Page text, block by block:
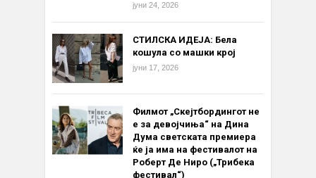
јуни 24, 2026
СТИЛСКА ИДЕЈА: Бела
кошула со машки крој
јуни 17, 2026
Филмот „Скејтбордингот не
е за девојчиња“ на Дина
Дума светската премиера
ќе ја има на фестивалот на
Роберт Де Ниро („Трибека
фестивал“)